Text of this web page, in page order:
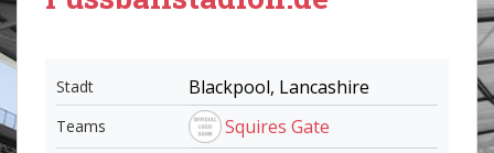
Stadt Blackpool, Lancashire
Teams Squires Gate